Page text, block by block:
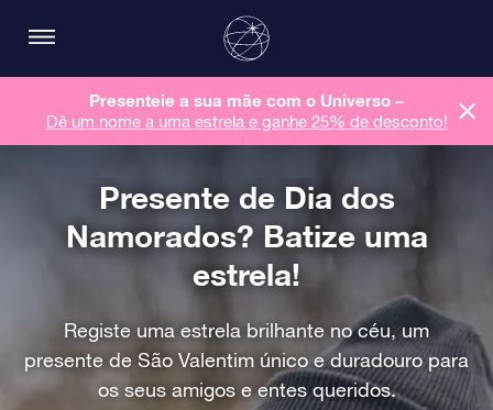
Presenteie a sua mãe com o Universo –
Dê um nome a uma estrela e ganhe 25% de desconto!
Presente de Dia dos
Namorados? Batize uma
estrela!
Registe uma estrela brilhante no céu, um
presente de São Valentim único e duradouro para
os seus amigos e entes queridos.